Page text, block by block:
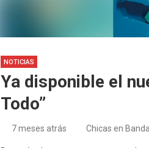
NOTICIAS
Ya disponible el
Todo”
7 meses atrás Chicas en Banda